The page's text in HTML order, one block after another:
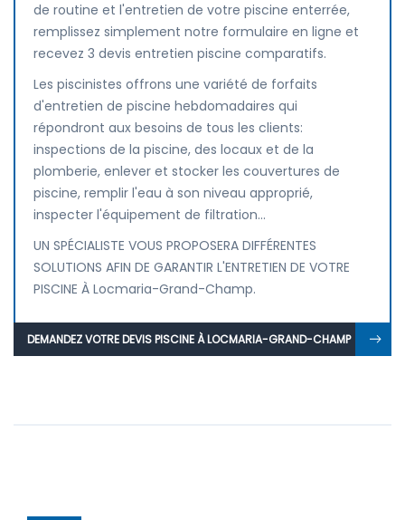
de routine et l'entretien de votre piscine enterrée,
remplissez simplement notre formulaire en ligne et
recevez 3 devis entretien piscine comparatifs.
Les piscinistes offrons une variété de forfaits
d'entretien de piscine hebdomadaires qui
répondront aux besoins de tous les clients:
inspections de la piscine, des locaux et de la
plomberie, enlever et stocker les couvertures de
piscine, remplir l'eau à son niveau approprié,
inspecter l'équipement de filtration...
UN SPÉCIALISTE VOUS PROPOSERA DIFFÉRENTES
SOLUTIONS AFIN DE GARANTIR L'ENTRETIEN DE VOTRE
PISCINE À Locmaria-Grand-Champ.
DEMANDEZ VOTRE DEVIS PISCINE À LOCMARIA-GRAND-CHAMP